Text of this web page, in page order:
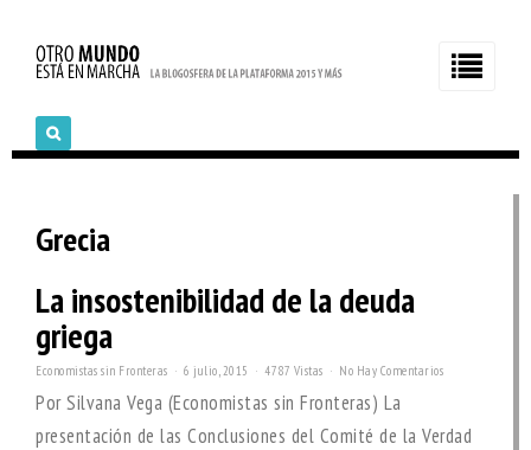
Grecia
La insostenibilidad de la deuda
griega
Economistas sin Fronteras 6 julio, 2015 4787 Vistas No Hay Comentarios
Por Silvana Vega (Economistas sin Fronteras) La
presentación de las Conclusiones del Comité de la Verdad